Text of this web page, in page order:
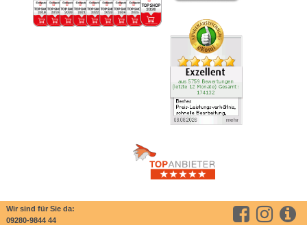
Wir sind für Sie da:
09280-9844 44